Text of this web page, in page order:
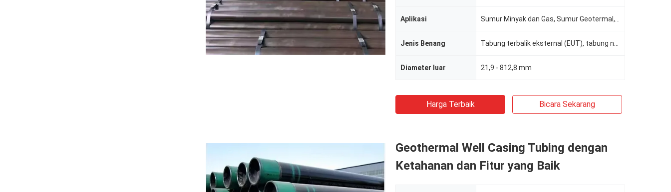
Aplikasi
Jenis Benang
Diameter luar 21,9 - 812,8 mm
Harga Terbaik Bicara Sekarang
Geothermal Well Casing Tubing dengan
Ketahanan dan Fitur yang Baik